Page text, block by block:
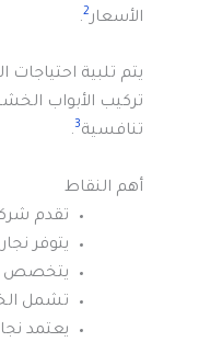
الأسعار 2
.
يتم تلبية
تركيب الأبواب الخشبية متاحة على
تنافسية3
.
أهم النقاط
تقدم
يتوفر
يتخصص نجار
تشمل
يعتمد